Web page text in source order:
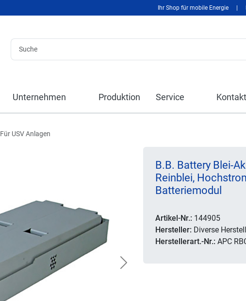
Ihr Shop für mobile Energie
Unternehmen Produktion Service Kontakt
Für USV Anlagen
Next
B.B. Battery Blei-
Reinblei,
Batteriemodul
Artikel-Nr.: 144905
Hersteller: Diverse
Herstellerart.-Nr.: APC